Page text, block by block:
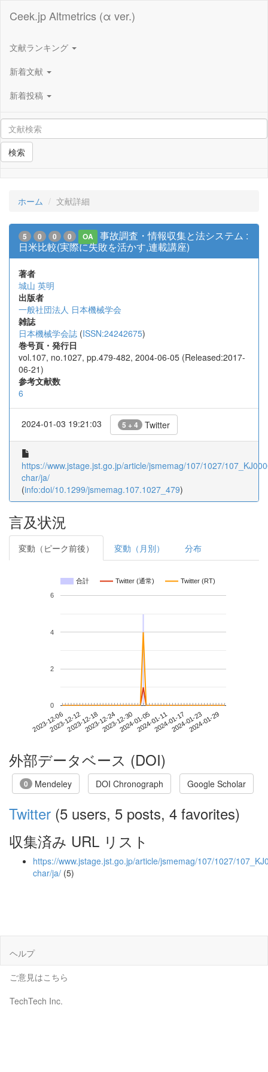
Ceek.jp Altmetrics (α ver.)
文献ランキング
新着文献
新着投稿
検索
ホーム 文献詳細
5 0 0 0 OA
事故調査・情報収集と法システム :
日米比較(実際に失敗を活かす,連載講座)
著者
城山 英明
出版者
一般社団法人 日本機械学会
雑誌
日本機械学会誌 (ISSN:24242675)
巻号頁・発行日
vol.107, no.1027, pp.479-482, 2004-06-05 (Released:2017-
06-21)
参考文献数
6
2024-01-03 19:21:03 5 + 4 Twitter
https://www.jstage.jst.go.jp/article/jsmemag/107/1027/
char/ja/
(info:doi/10.1299/jsmemag.107.1027_479)
言及状況
変動（ピーク前後） 変動（月別） 分布
合計 Twitter (通常) Twitter (RT)
2023-12-062023-12-122023-12-182023-12-242023-12-302024-01-052024-01-112024-01-172024-01-232024-01-29
0
2
4
6
外部データベース (DOI)
0 Mendeley DOI Chronograph Google Scholar
Twitter (5 users, 5 posts, 4 favorites)
収集済み URL リスト
https://www.jstage.jst.go.jp/article/jsmemag/107/1027/
char/ja/ (5)
ヘルプ
ご意見はこちら
TechTech Inc.